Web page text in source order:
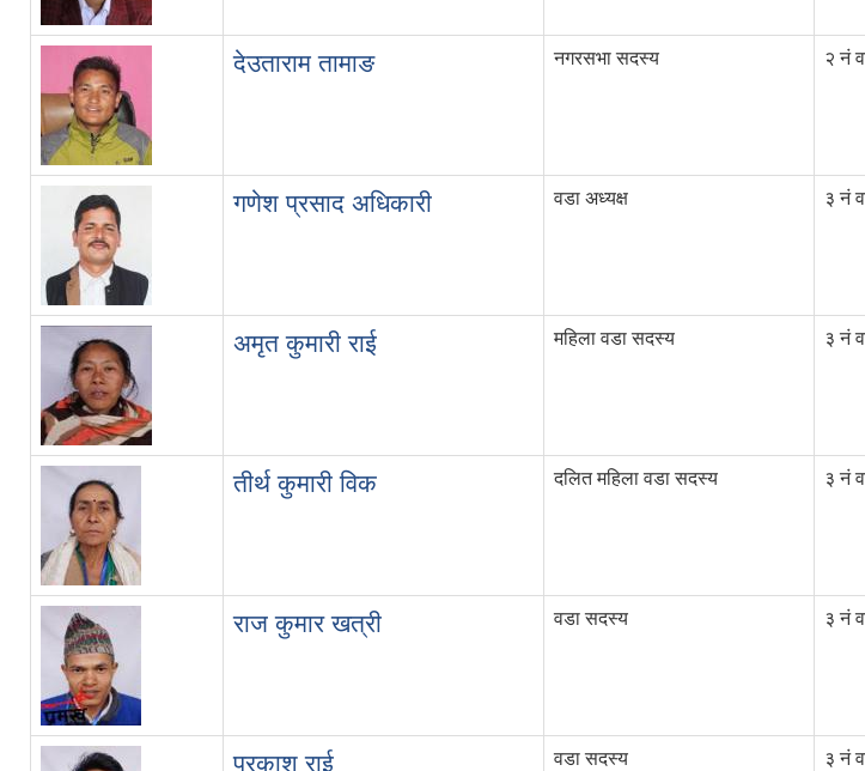
देउताराम तामाङ नगरसभा सदस्य २ नं
गणेश प्रसाद अधिकारी वडा अध्यक्ष ३ नं
अमृत कुमारी राई महिला वडा सदस्य ३ नं
तीर्थ कुमारी विक दलित महिला वडा सदस्य ३ नं
राज कुमार खत्री वडा सदस्य ३ नं
प्रकाश राई वडा सदस्य ३ नं